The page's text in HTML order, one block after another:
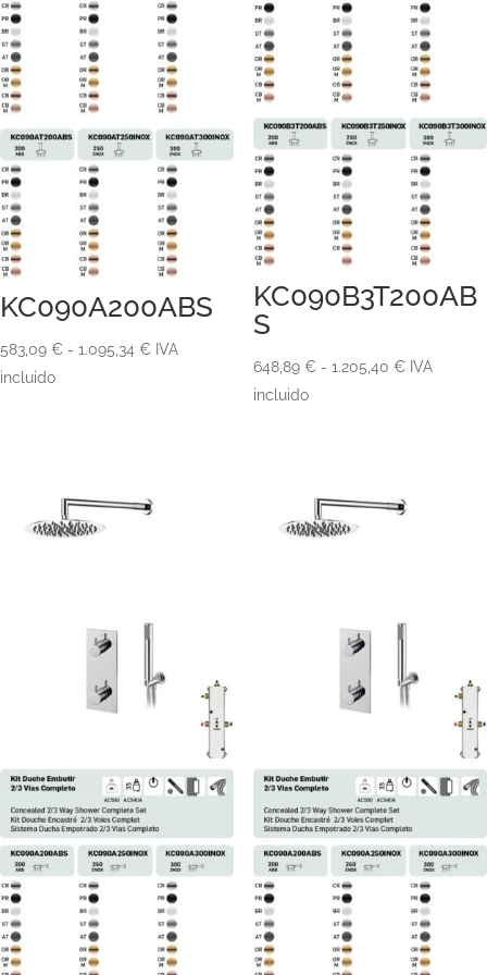
KC090A200ABS
583,09 € - 1.095,34 €Rango
1.095,34 €
IVA
incluido
KC090B3T200AB
S
648,89 € - 1.205,40 €Rango
hasta
IVA
incluido